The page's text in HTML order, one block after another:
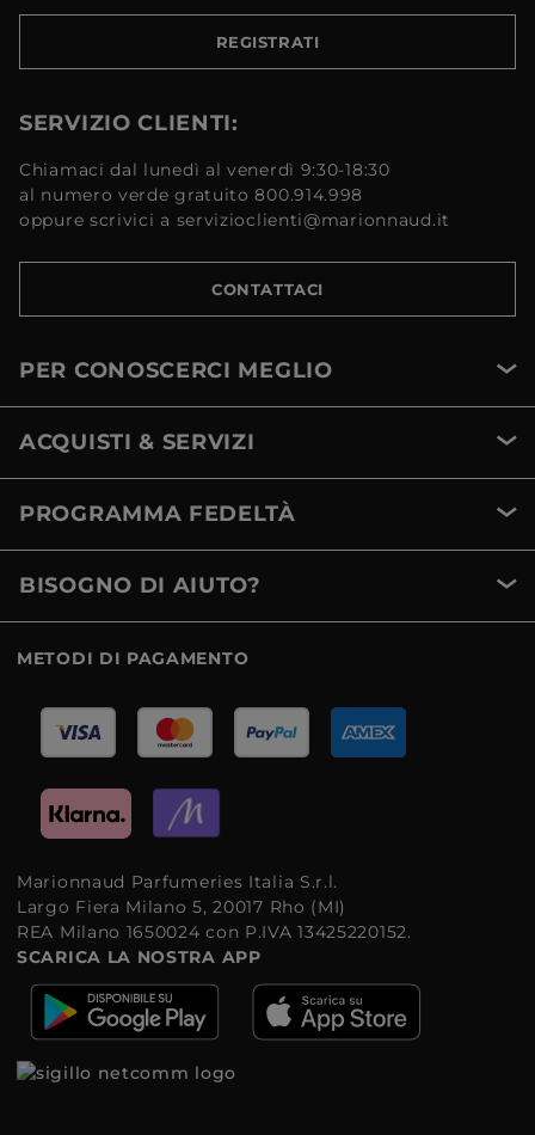
REGISTRATI
SERVIZIO CLIENTI:
Chiamaci dal lunedì al venerdì 9:30-18:30
al numero verde gratuito 800.914.998
oppure scrivici a servizioclienti@marionnaud.it
CONTATTACI
PER CONOSCERCI MEGLIO
ACQUISTI & SERVIZI
PROGRAMMA FEDELTÀ
BISOGNO DI AIUTO?
METODI DI PAGAMENTO
Marionnaud Parfumeries Italia S.r.l.
Largo Fiera Milano 5, 20017 Rho (MI)
REA Milano 1650024 con P.IVA 13425220152.
SCARICA LA NOSTRA APP